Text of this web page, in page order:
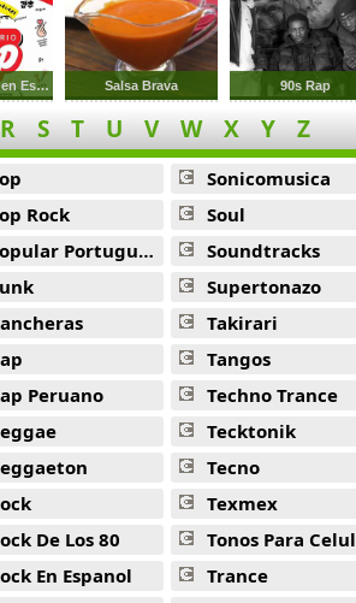
Esenciales Pop en Espanol Salsa Brava 90s Rap
R S T U V W X Y Z
Rock
Portuguesa
Peruano
De Los 80
En Espanol
Sonicomusica
Soul
Soundtracks
Supertonazo
Takirari
Tangos
Techno Trance
Tecktonik
Tecno
Texmex
Tonos Para Celulares
Trance